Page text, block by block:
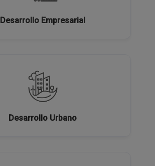
Desarrollo Empresarial
Desarrollo Urbano